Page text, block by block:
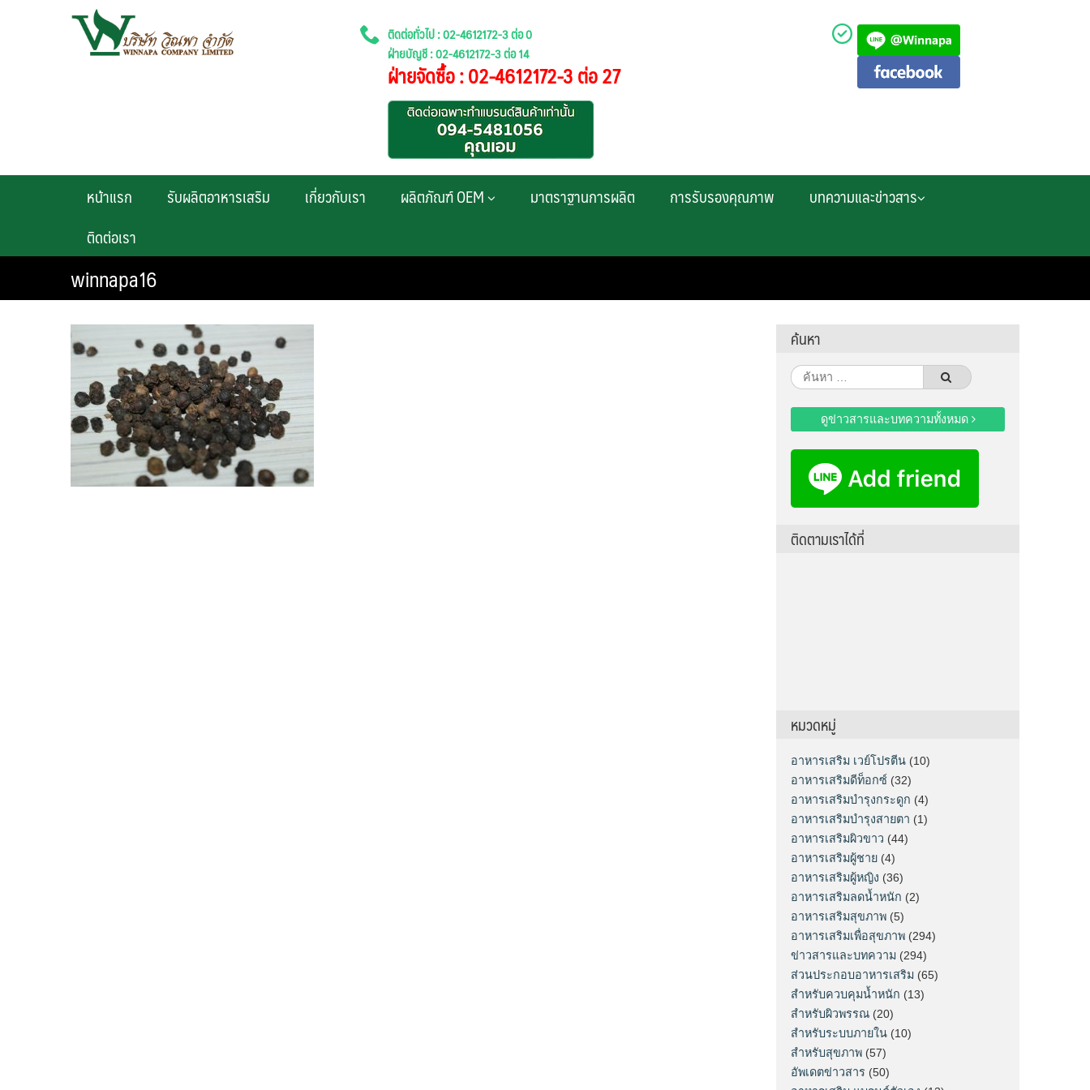
ติดต่อทั่วไป : 02-4612172-3 ต่อ 0
ฝ่ายบัญชี : 02-4612172-3 ต่อ 14
ฝ่ายจัดซื้อ : 02-4612172-3 ต่อ 27
หน้าแรก รับผลิตอาหารเสริม เกี่ยวกับเรา ผลิตภัณฑ์ OEM มาตราฐานการผลิต การรับรองคุณภาพ
บทความและข่าวสาร
ติดต่อเรา
winnapa16
ค้นหา
ค้นหา
สำหรับ:
ดูข่าวสารและบทความทั้งหมด
ติดตามเราได้ที่
หมวดหมู่
อาหารเสริม เวย์โปรตีน (10)
อาหารเสริมดีท็อกซ์ (32)
อาหารเสริมบำรุงกระดูก (4)
อาหารเสริมบำรุงสายตา (1)
อาหารเสริมผิวขาว (44)
อาหารเสริมผู้ชาย (4)
อาหารเสริมผู้หญิง (36)
อาหารเสริมลดน้ำหนัก (2)
อาหารเสริมสุขภาพ (5)
อาหารเสริมเพื่อสุขภาพ (294)
ข่าวสารและบทความ (294)
ส่วนประกอบอาหารเสริม (65)
สำหรับควบคุมน้ำหนัก (13)
สำหรับผิวพรรณ (20)
สำหรับระบบภายใน (10)
สำหรับสุขภาพ (57)
อัพเดตข่าวสาร (50)